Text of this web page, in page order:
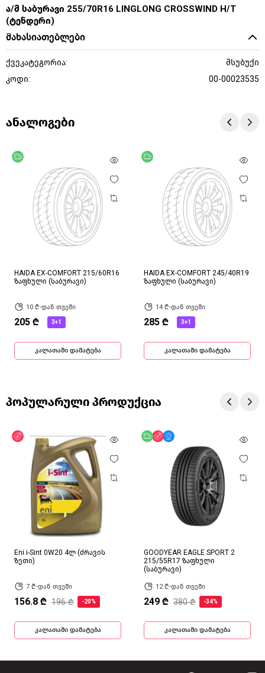
ა/მ საბურავი 255/70R16 LINGLONG CROSSWIND H/T
(ტენდერი)
მახასიათებლები
ქვეკატეგორია:
მსუბუქი
კოდი:
00-00023535
ანალოგები
HAIDA EX-COMFORT 215/60R16
ზაფხული (საბურავი)
10 ₾-დან თვეში
205 ₾ 3+1
კალათაში დამატება
HAIDA EX-COMFORT 245/40R19
ზაფხული (საბურავი)
14 ₾-დან თვეში
285 ₾ 3+1
კალათაში დამატება
პოპულარული პროდუქცია
ფასდაკლება
Eni i-Sint 0W20 4ლ (ძრავის
ზეთი)
7 ₾-დან თვეში
156.8 ₾ 196 ₾ -20%
კალათაში დამატება
უფასო მიწოდება
ფასდაკლება
GOODYEAR EAGLE SPORT 2
215/55R17 ზაფხული
(საბურავი)
12 ₾-დან თვეში
249 ₾ 380 ₾ -34%
კალათაში დამატება